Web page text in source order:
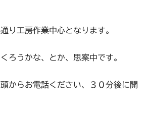
り工房作業中心となります。
ろうかな、とか、思案中です。
からお電話ください、３０分後に開